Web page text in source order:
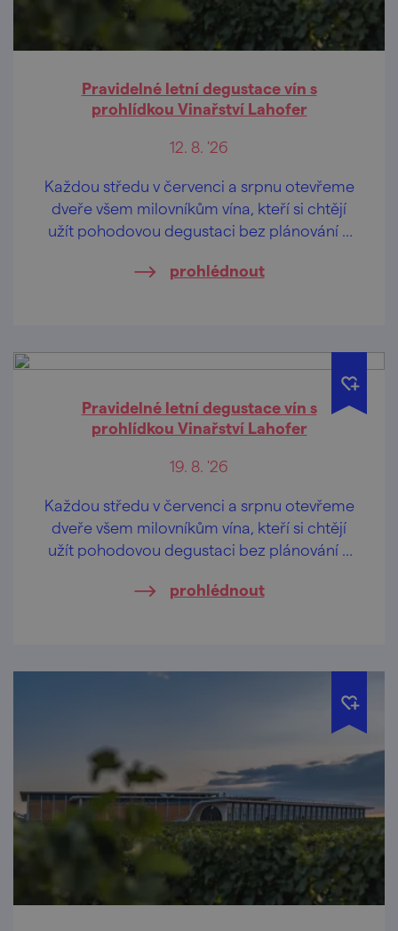
Pravidelné letní degustace vín s
prohlídkou Vinařství Lahofer
12. 8. '26
Každou středu v červenci a srpnu otevřeme
dveře všem milovníkům vína, kteří si chtějí
užít pohodovou degustaci bez plánování a
prohlédnout
Pravidelné letní degustace vín s
prohlídkou Vinařství Lahofer
19. 8. '26
Každou středu v červenci a srpnu otevřeme
dveře všem milovníkům vína, kteří si chtějí
užít pohodovou degustaci bez plánování a
prohlédnout